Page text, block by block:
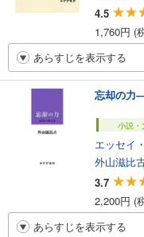
4.5
1,760円 (
あらすじを表示する
忘却の力
小説・
エッセイ
外山滋比
3.7
2,200円 (
あらすじを表示する